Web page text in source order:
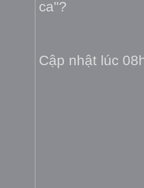
ca"?
Cập nhật lúc